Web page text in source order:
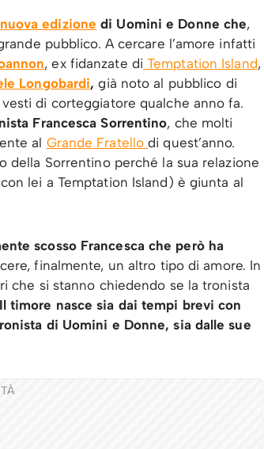
edizione di Uomini e Donne che,
pubblico. A cercare l’amore infatti
, ex fidanzate di Temptation Island,
Longobardi, già noto al pubblico di
di corteggiatore qualche anno fa.
Francesca Sorrentino, che molti
al Grande Fratellodi quest’anno.
della Sorrentino perché la sua relazione
lei a Temptation Island) è giunta al
scosso Francesca che però ha
finalmente, un altro tipo di amore. In
che si stanno chiedendo se la tronista
Il timore nasce sia dai tempi brevi con
di Uomini e Donne, sia dalle sue